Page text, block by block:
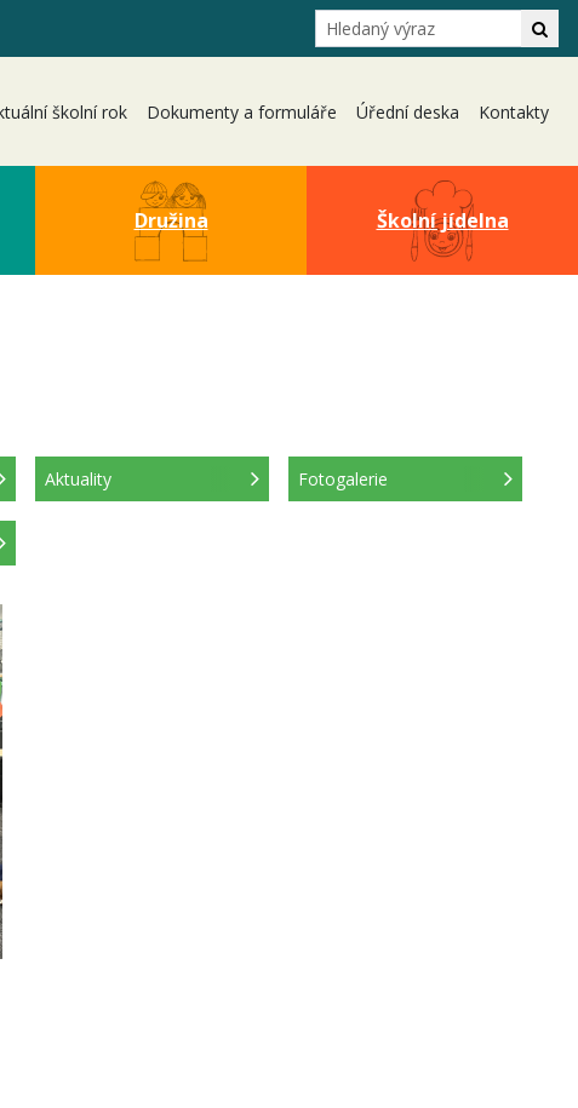
školní rok Dokumenty a formuláře Úřední deska Kontakty
Hledání
Družina Školní jídelna
Aktuality Fotogalerie